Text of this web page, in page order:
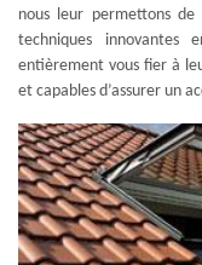
nous leur permettons
techniques innovantes
entièrement vous fier à
et capables d’assurer un